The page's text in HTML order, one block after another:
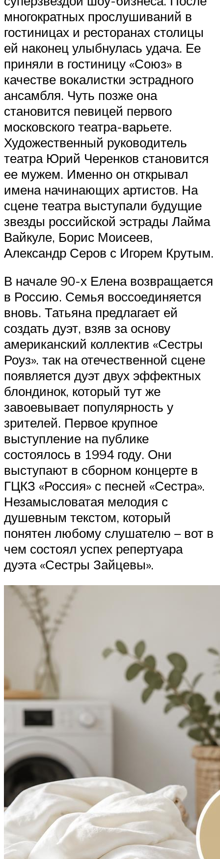
многократных прослушиваний в
гостиницах и ресторанах столицы
ей наконец улыбнулась удача. Ее
приняли в гостиницу «Союз» в
качестве вокалистки эстрадного
ансамбля. Чуть позже она
становится певицей первого
московского театра-варьете.
Художественный руководитель
театра Юрий Черенков становится
ее мужем. Именно он открывал
имена начинающих артистов. На
сцене театра выступали будущие
звезды российской эстрады Лайма
Вайкуле, Борис Моисеев,
Александр Серов с Игорем Крутым.
В начале 90-х Елена возвращается
в Россию. Семья воссоединяется
вновь. Татьяна предлагает ей
создать дуэт, взяв за основу
американский коллектив «Сестры
Роуз». так на отечественной сцене
появляется дуэт двух эффектных
блондинок, который тут же
завоевывает популярность у
зрителей. Первое крупное
выступление на публике
состоялось в 1994 году. Они
выступают в сборном концерте в
ГЦКЗ «Россия» с песней «Сестра».
Незамысловатая мелодия с
душевным текстом, который
понятен любому слушателю – вот в
чем состоял успех репертуара
дуэта «Сестры Зайцевы».